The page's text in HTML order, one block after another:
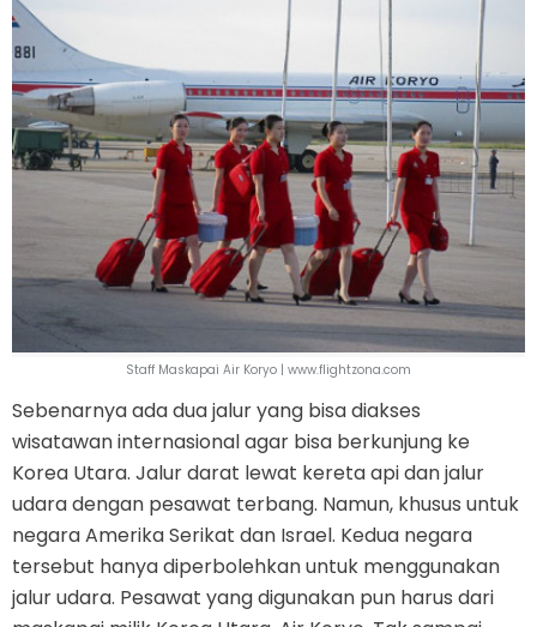
Staff Maskapai Air Koryo | www.flightzona.com
Sebenarnya ada dua jalur yang bisa diakses
wisatawan internasional agar bisa berkunjung ke
Korea Utara. Jalur darat lewat kereta api dan jalur
udara dengan pesawat terbang. Namun, khusus untuk
negara Amerika Serikat dan Israel. Kedua negara
tersebut hanya diperbolehkan untuk menggunakan
jalur udara. Pesawat yang digunakan pun harus dari